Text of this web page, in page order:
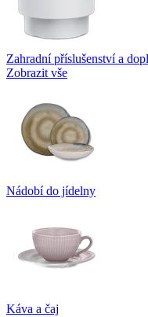
Zahradní příslušenství a
Zobrazit vše
Nádobí do jídelny
Káva a čaj